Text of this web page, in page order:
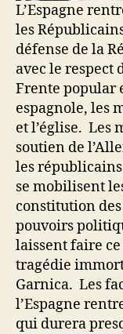
L’Espagne
les
défense de la
avec le respect
Frente popular
espagnole, les
et l’église. Les
soutien de
les républicains
se mobilisent
constitution
pouvoirs
laissent faire
tragédie
Garnica. Les
l’Espagne
qui durera